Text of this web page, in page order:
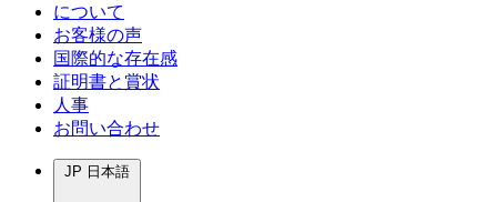
について
お客様の声
国際的な存在感
証明書と賞状
人事
お問い合わせ
JP 日本語